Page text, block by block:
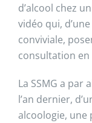
d’alcool chez
vidéo qui,
conviviale,
consultation en
La SSMG a par
l’an dernier,
alcoologie, une